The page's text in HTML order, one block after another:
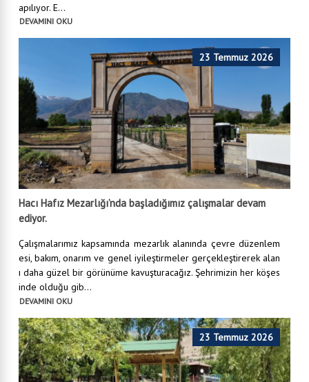
apılıyor. E...
DEVAMINI OKU
23 Temmuz 2026
Hacı Hafız Mezarlığı’nda başladığımız çalışmalar devam
ediyor.
Çalışmalarımız kapsamında mezarlık alanında çevre düzenlem
esi, bakım, onarım ve genel iyileştirmeler gerçekleştirerek alan
ı daha güzel bir görünüme kavuşturacağız. Şehrimizin her köşes
inde olduğu gib...
DEVAMINI OKU
23 Temmuz 2026